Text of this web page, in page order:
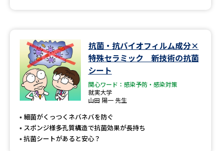
来場型・Web型イベント特集 夢ナビライブ
受験準備
志望校・出願校を調べる
抗菌・抗バイオフィルム成分×
特殊セラミック 新技術の抗菌
シート
関心ワード：感染予防・感染対策
就実大学
山田 陽一 先生
細菌がくっつくネバネバを防ぐ
スポンジ様多孔質構造で抗菌効果が長持ち
抗菌シートがあると安心？